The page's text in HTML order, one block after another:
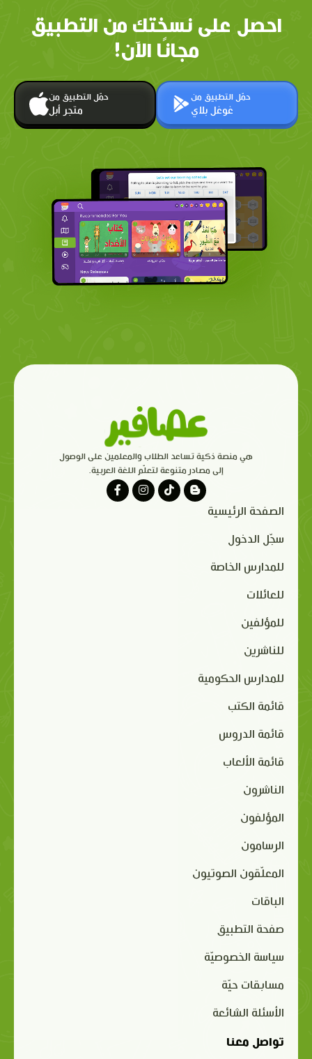
احصل على نسختك من التطبيق
مجانًا الآن!
حمّل التطبيق من
متجر أبل
حمّل التطبيق من
غوغل بلاي
هي منصة ذكية تساعد الطلاب والمعلمين على الوصول
إلى مصادر متنوعة لتعلّم اللغة العربية.
الصفحة الرئيسية
سجّل الدخول
للمدارس الخاصة
للعائلات
للمؤلفين
للناشرين
للمدارس الحكومية
قائمة الكتب
قائمة الدروس
قائمة الألعاب
الناشرون
المؤلفون
الرسامون
المعلّقون الصوتيون
الباقات
صفحة التطبيق
سياسة الخصوصيّة
مسابقات حيّة
الأسئلة الشائعة
تواصل معنا